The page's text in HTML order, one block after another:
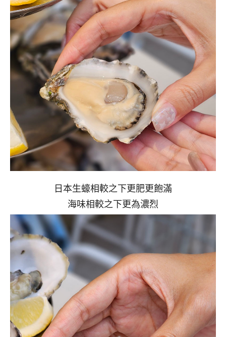
日本生蠔相較之下更肥更飽滿
海味相較之下更為濃烈